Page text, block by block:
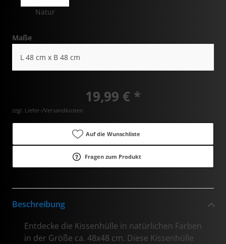
Natur
Maße
L 48 cm x B 48 cm
19,99 € *
zzgl. Liefer-/Versandkosten
Auf die Wunschliste
Fragen zum Produkt
Beschreibung
Entdecke die Kissenhülle in natürlichen Farben
in der Größe ca. 48x48 cm. Diese Kissenhülle